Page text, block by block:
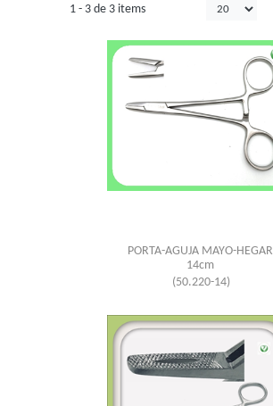
1 - 3 de 3 items
PORTA-AGUJA MAYO-HEGAR
14cm
(50.220-14)